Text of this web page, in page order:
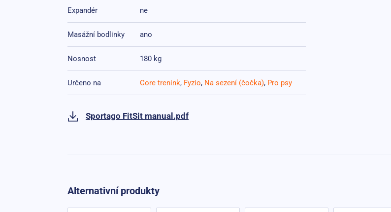
Expandér ne
Masážní bodlinky ano
Nosnost 180 kg
Určeno na Core trenink, Fyzio, Na sezení (čočka), Pro psy
Sportago FitSit manual.pdf
Alternativní produkty